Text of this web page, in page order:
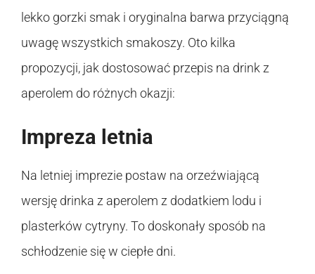
lekko gorzki smak i oryginalna barwa przyciągną
uwagę wszystkich smakoszy. Oto kilka
propozycji, jak dostosować przepis na drink z
aperolem do różnych okazji:
Impreza letnia
Na letniej imprezie postaw na orzeźwiającą
wersję drinka z aperolem z dodatkiem lodu i
plasterków cytryny. To doskonały sposób na
schłodzenie się w ciepłe dni.